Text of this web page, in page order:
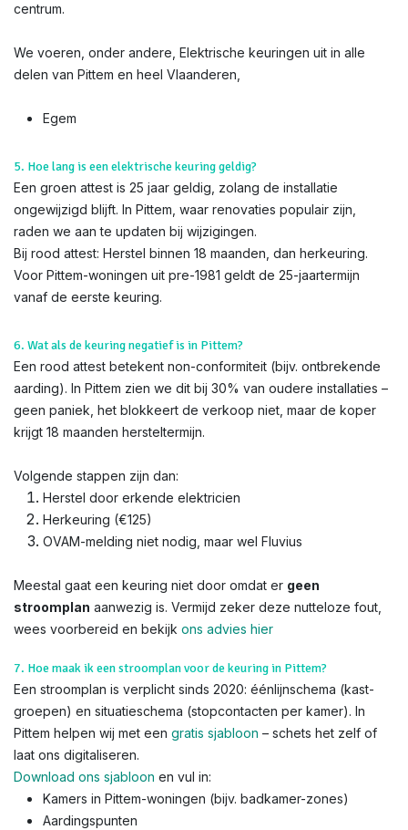
centrum.
We voeren, onder andere, Elektrische keuringen uit in alle
delen van Pittem en heel Vlaanderen,
Egem
5. Hoe lang is een elektrische keuring geldig?
Een groen attest is 25 jaar geldig, zolang de installatie
ongewijzigd blijft. In Pittem, waar renovaties populair zijn,
raden we aan te updaten bij wijzigingen.
Bij rood attest: Herstel binnen 18 maanden, dan herkeuring.
Voor Pittem-woningen uit pre-1981 geldt de 25-jaartermijn
vanaf de eerste keuring.
6. Wat als de keuring negatief is in Pittem?
Een rood attest betekent non-conformiteit (bijv. ontbrekende
aarding). In Pittem zien we dit bij 30% van oudere installaties –
geen paniek, het blokkeert de verkoop niet, maar de koper
krijgt 18 maanden hersteltermijn.
Volgende stappen zijn dan:
Herstel door erkende elektricien
Herkeuring (€125)
OVAM-melding niet nodig, maar wel Fluvius
Meestal gaat een keuring niet door omdat er geen
stroomplan aanwezig is. Vermijd zeker deze nutteloze fout,
wees voorbereid en bekijk ons advies hier
7. Hoe maak ik een stroomplan voor de keuring in Pittem?
Een stroomplan is verplicht sinds 2020: éénlijnschema (kast-
groepen) en situatieschema (stopcontacten per kamer). In
Pittem helpen wij met een gratis sjabloon – schets het zelf of
laat ons digitaliseren.
Download ons sjabloon en vul in:
Kamers in Pittem-woningen (bijv. badkamer-zones)
Aardingspunten